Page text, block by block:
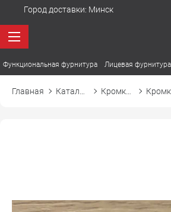
Город доставки: Минск
Функциональная фурнитура Лицевая фурнитура
Главная